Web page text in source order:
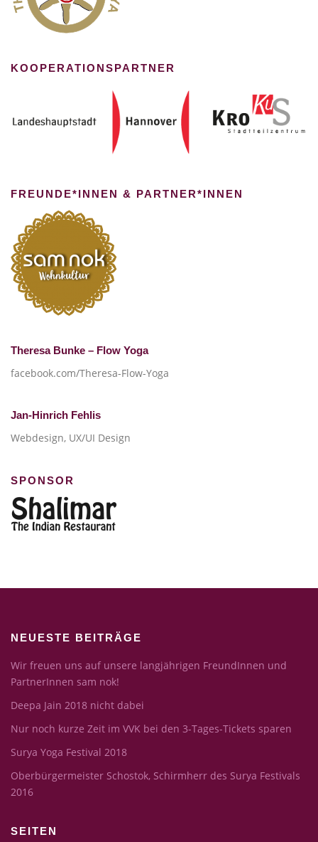
KOOPERATIONSPARTNER
FREUNDE*INNEN & PARTNER*INNEN
Theresa Bunke – Flow Yoga
facebook.com/Theresa-Flow-Yoga
Jan-Hinrich Fehlis
Webdesign, UX/UI Design
SPONSOR
NEUESTE BEITRÄGE
Wir freuen uns auf unsere langjährigen FreundInnen und
PartnerInnen sam nok!
Deepa Jain 2018 nicht dabei
Nur noch kurze Zeit im VVK bei den 3-Tages-Tickets sparen
Surya Yoga Festival 2018
Oberbürgermeister Schostok, Schirmherr des Surya Festivals
2016
SEITEN